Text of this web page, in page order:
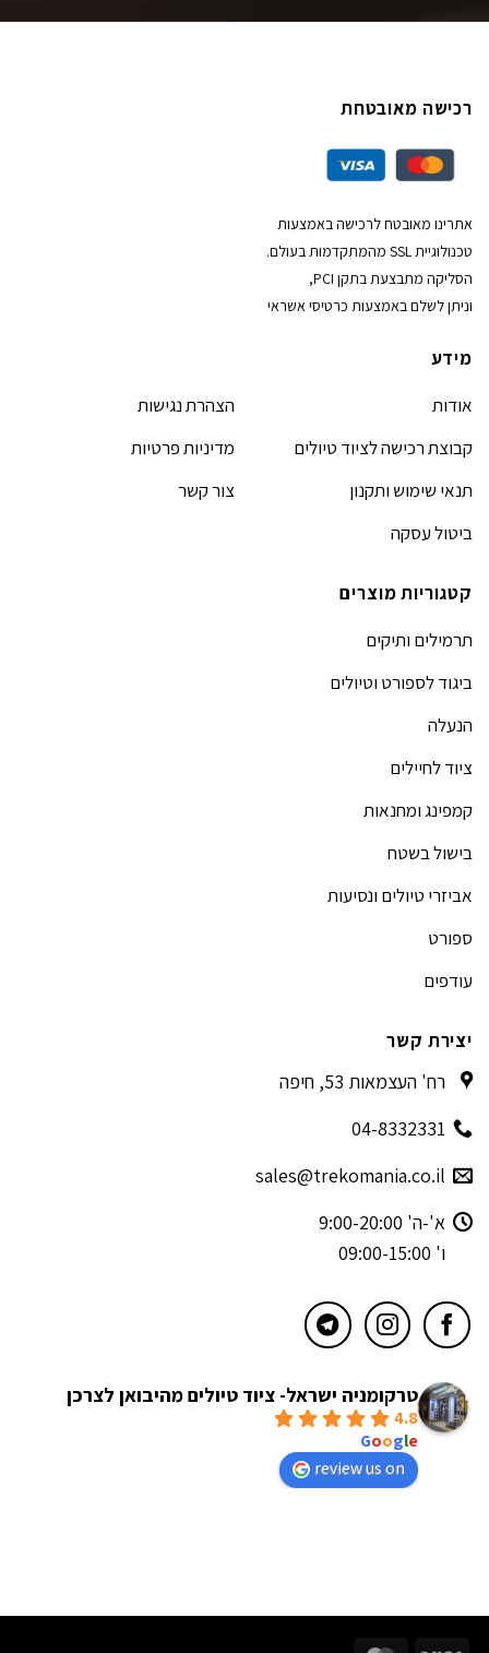
רכישה מאובטחת
אתרינו מאובטח לרכישה באמצעות
טכנולוגיית SSL מהמתקדמות בעולם.
הסליקה מתבצעת בתקן PCI,
וניתן לשלם באמצעות כרטיסי אשראי
מידע
אודות
קבוצת רכישה לציוד טיולים
תנאי שימוש ותקנון
ביטול עסקה
הצהרת נגישות
מדיניות פרטיות
צור קשר
קטגוריות מוצרים
תרמילים ותיקים
ביגוד לספורט וטיולים
הנעלה
ציוד לחיילים
קמפינג ומחנאות
בישול בשטח
אביזרי טיולים ונסיעות
ספורט
עודפים
יצירת קשר
רח' העצמאות 53, חיפה
04-8332331
sales@trekomania.co.il
א'-ה' 9:00-20:00
ו' 09:00-15:00
טרקומניה ישראל- ציוד טיולים מהיבואן לצרכן
4.8
Google
review us on